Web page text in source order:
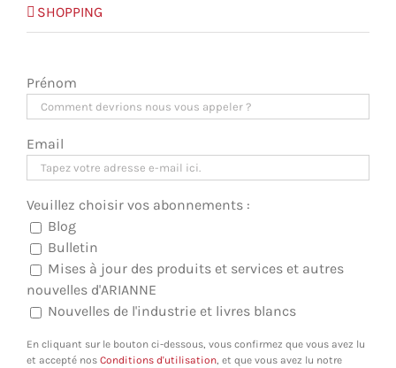
SHOPPING
Prénom
Email
Veuillez choisir vos abonnements :
Blog
Bulletin
Mises à jour des produits et services et autres
nouvelles d'ARIANNE
Nouvelles de l'industrie et livres blancs
En cliquant sur le bouton ci-dessous, vous confirmez que vous avez lu
et accepté nos Conditions d'utilisation, et que vous avez lu notre